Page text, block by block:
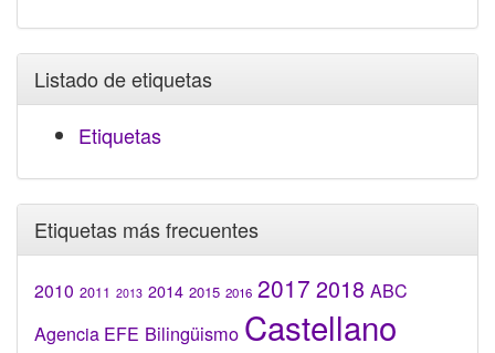
Listado de etiquetas
Etiquetas
Etiquetas más frecuentes
2010 2011 2013 2014 2015 2016 2017 2018 ABC
Agencia EFE Bilingüismo Castellano